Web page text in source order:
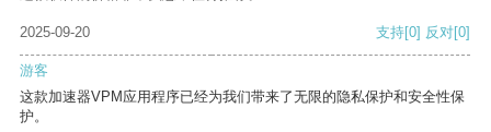
2025-09-20 支持[0] 反对[0]
游客
这款加速器VPM应用程序已经为我们带来了无限的隐私保护和安全性保
护。